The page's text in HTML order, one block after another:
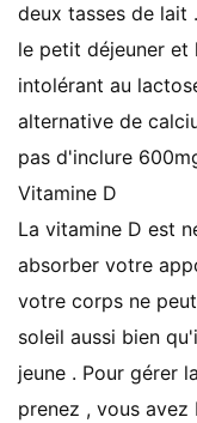
deux tasses de lait
le petit déjeuner et
intolérant au
alternative de
pas d'inclure
Vitamine D
La vitamine D est
absorber votre
votre corps ne
soleil aussi bien
jeune . Pour gérer
prenez , vous